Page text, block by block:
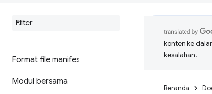
Format file manifes
Modul bersama
konten ke
kesalahan.
Beranda